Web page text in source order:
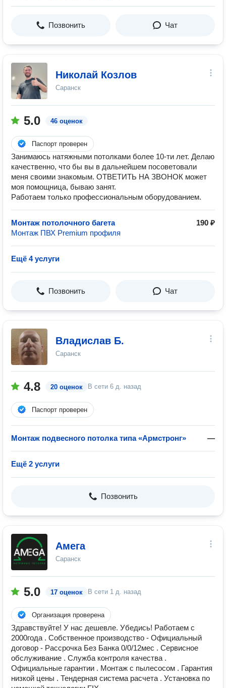
Позвонить Чат
Николай Козлов
Саранск
5.0 46 оценок
Паспорт проверен
Занимаюсь натяжными потолками более 10-ти лет. Делаю
качественно, что бы вы в дальнейшем посоветовали
меня своими знакомым. ОТВЕТИТЬ НА ЗВОНОК может
моя помощница, бываю занят.
Работаем только профессиональным оборудованием.
Монтаж потолочного багета
190 ₽
Монтаж ПВХ Premium профиля
Ещё 4 услуги
Позвонить Чат
Владислав Б.
Саранск
4.8 20 оценок В сети 6 д. назад
Паспорт проверен
Монтаж подвесного потолка типа «Армстронг» —
Ещё 2 услуги
Позвонить
Амега
Саранск
5.0 17 оценок В сети 1 д. назад
Организация проверена
Здравствуйте! У нас дешевле. Убедись! Работаем с
2000года . Собственное производство - Официальный
договор - Рассрочка Без Банка 0/0/12мес . Сервисное
обслуживание . Служба контроля качества .
Официальные гарантии . Монтаж с пылесосом . Гарантия
низкой цены . Тендерная система расчета . Установка по